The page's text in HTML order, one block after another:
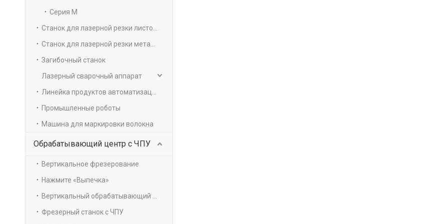
Серия М
Загибочный станок
Лазерный сварочный аппарат
Промышленные роботы
Машина для маркировки волокна
Обрабатывающий центр с ЧПУ
Вертикальное фрезерование
Нажмите «Выпечка»
Фрезерный станок с ЧПУ